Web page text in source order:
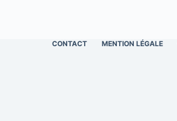
CONTACT MENTION LÉGALE